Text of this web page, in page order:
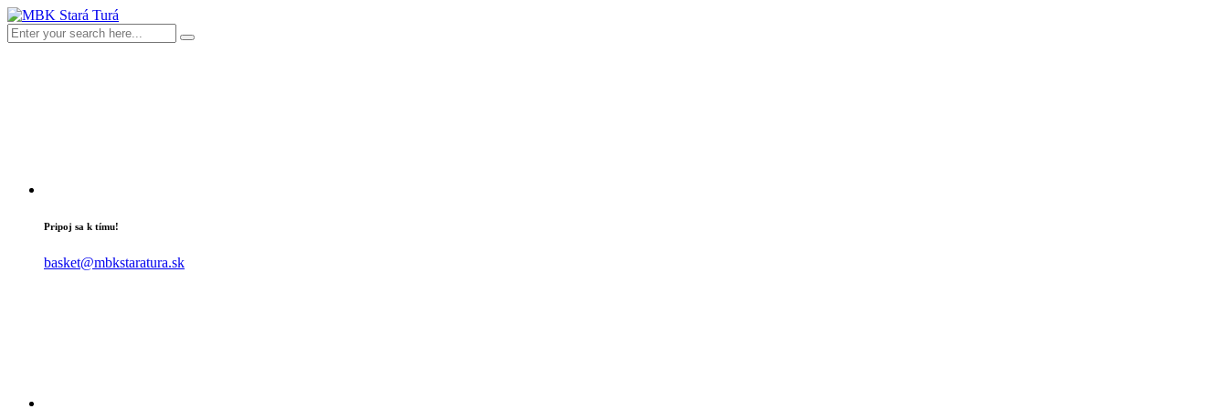
Pripoj sa k tímu!
basket@mbkstaratura.sk